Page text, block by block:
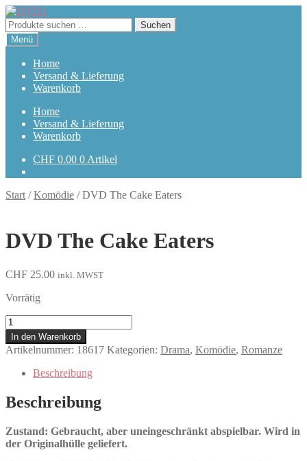
Zur
Navigation
springen
Zum
Inhalt
springen
Suchen
nach:
Suchen
Menü
Home
Versand & Lieferung
Warenkorb
Home
Versand & Lieferung
Warenkorb
CHF 0.00 0 Artikel
Start /Komödie /DVD The Cake Eaters
DVD The Cake Eaters
CHF 25.00 inkl. MWST
Vorrätig
The
Cake
Eaters
Menge
In den Warenkorb
Artikelnummer: 18617 Kategorien: Drama, Komödie, Romanze
Beschreibung
Beschreibung
Zustand: Gebraucht, aber uneingeschränkt abspielbar. Wird in
der Originalhülle geliefert.